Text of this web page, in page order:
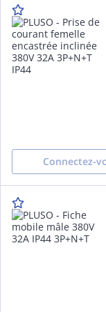
Connectez-